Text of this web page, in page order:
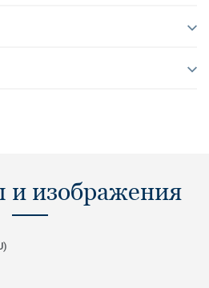
и изображения